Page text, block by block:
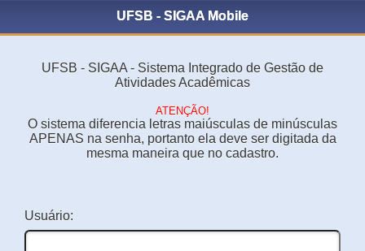
UFSB - SIGAA Mobile
UFSB - SIGAA - Sistema Integrado de Gestão de
Atividades Acadêmicas
ATENÇÃO!
O sistema diferencia letras maiúsculas de minúsculas
APENAS na senha, portanto ela deve ser digitada da
mesma maneira que no cadastro.
Usuário: